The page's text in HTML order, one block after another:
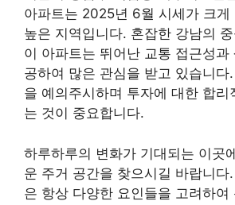
아파트는 2025년 6월 시세가 크게
높은 지역입니다. 혼잡한 강남의
이 아파트는 뛰어난 교통 접근성과
공하여 많은 관심을 받고 있습니다
을 예의주시하며 투자에 대한 합리
는 것이 중요합니다.
하루하루의 변화가 기대되는 이곳
운 주거 공간을 찾으시길 바랍니다
은 항상 다양한 요인들을 고려하여